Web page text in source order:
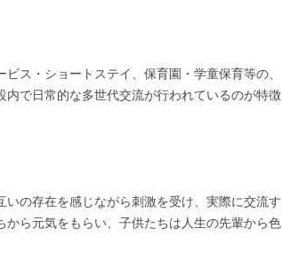
ス・ショートステイ、保育園・学童保育等の、
で日常的な多世代交流が行われているのが特徴
の存在を感じながら刺激を受け、実際に交流す
ら元気をもらい、子供たちは人生の先輩から色